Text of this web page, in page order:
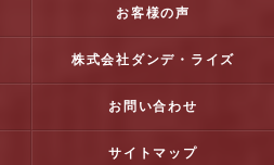
お客様の声
株式会社ダンデ・ライズ
お問い合わせ
サイトマップ